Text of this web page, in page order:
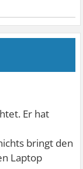
Er hat
bringt den
Laptop